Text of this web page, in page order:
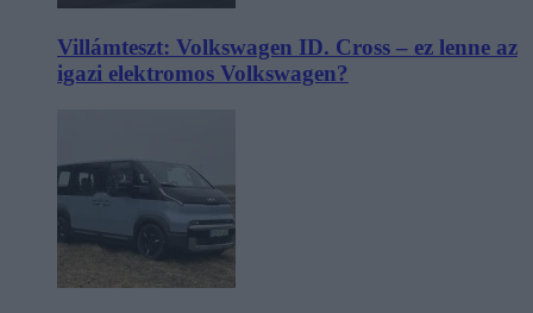
Villámteszt: Volkswagen ID. Cross – ez lenne az
igazi elektromos Volkswagen?